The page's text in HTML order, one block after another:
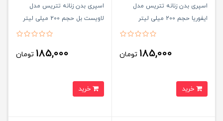
اسپری بدن زنانه تتریس مدل
ایفوریا حجم 200 میلی لیتر
185,000 تومان
اسپری بدن زنانه تتریس مدل
لاویست بل حجم 200 میلی لیتر
185,000 تومان